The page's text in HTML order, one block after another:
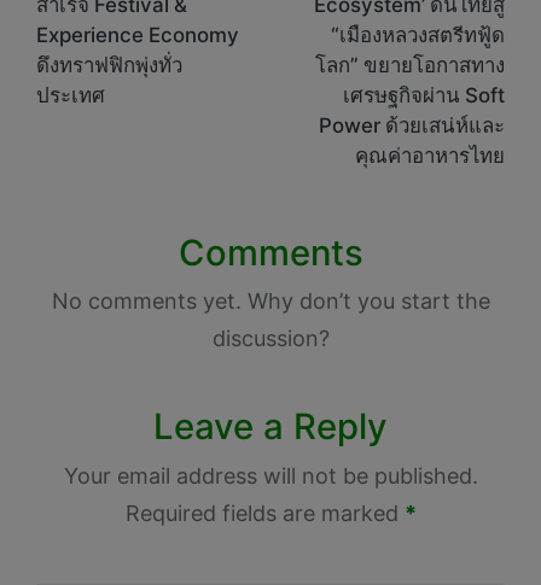
Experience Economy
ดึงทราฟฟิกพุ่งทั่ว
ประเทศ
“เมืองหลวงสตรีทฟู้ด
โลก” ขยายโอกาสทาง
เศรษฐกิจผ่าน Soft
Power ด้วยเสน่ห์และ
คุณค่าอาหารไทย
Comments
No comments yet. Why don’t you start the
discussion?
Leave a Reply
Your email address will not be published.
Required fields are marked *